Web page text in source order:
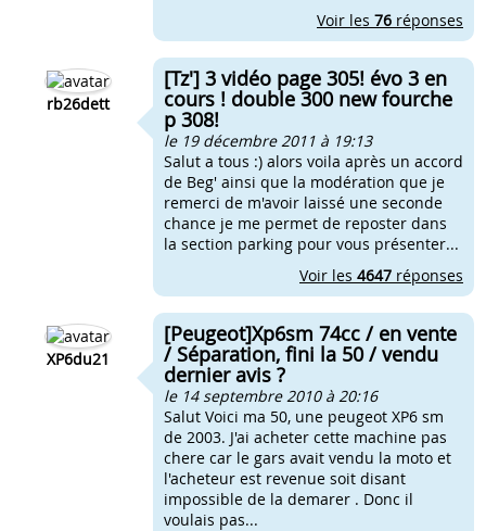
Voir les 76 réponses
rb26dett
[Tz'] 3 vidéo page 305! évo 3 en
cours ! double 300 new fourche
p 308!
le 19 décembre 2011 à 19:13
Salut a tous :) alors voila après un accord
de Beg' ainsi que la modération que je
remerci de m'avoir laissé une seconde
chance je me permet de reposter dans
la section parking pour vous présenter...
Voir les 4647 réponses
XP6du21
[Peugeot]Xp6sm 74cc / en vente
/ Séparation, fini la 50 / vendu
dernier avis ?
le 14 septembre 2010 à 20:16
Salut Voici ma 50, une peugeot XP6 sm
de 2003. J'ai acheter cette machine pas
chere car le gars avait vendu la moto et
l'acheteur est revenue soit disant
impossible de la demarer . Donc il
voulais pas...